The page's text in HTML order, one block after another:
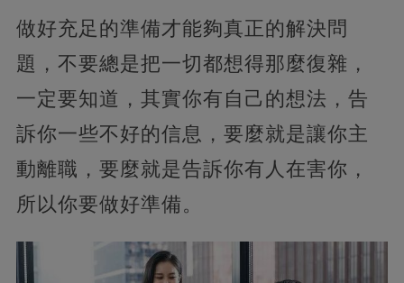
做好充足的準備才能夠真正的解決問
題，不要總是把一切都想得那麼復雜，
一定要知道，其實你有自己的想法，告
訴你一些不好的信息，要麼就是讓你主
動離職，要麼就是告訴你有人在害你，
所以你要做好準備。